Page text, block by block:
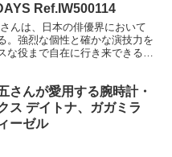
Ref.IW500114
んは、日本の俳優界において
。強烈な個性と確かな演技力を
役まで自在に行き来できる稀
さんが愛用する腕時計・
ス デイトナ、ガガミラ
ーゼル